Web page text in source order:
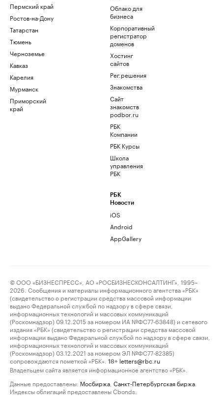
Пермский край
Ростов-на-Дону
Татарстан
Тюмень
Черноземье
Кавказ
Карелия
Мурманск
Приморский
край
Облако для
бизнеса
Корпоративный
регистратор
доменов
Хостинг
сайтов
Рег.решения
Знакомства
Сайт
знакомств
podbor.ru
РБК
Компании
РБК Курсы
Школа
управления
РБК
РБК
Новости
iOS
Android
AppGallery
© ООО «БИЗНЕСПРЕСС», АО «РОСБИЗНЕСКОНСАЛТИНГ», 1995–
2026. Сообщения и материалы информационного агентства «РБК»
(свидетельство о регистрации средства массовой информации
выдано Федеральной службой по надзору в сфере связи,
информационных технологий и массовых коммуникаций
(Роскомнадзор) 09.12.2015 за номером ИА №ФС77-63848) и сетевого
издания «РБК» (свидетельство о регистрации средства массовой
информации выдано Федеральной службой по надзору в сфере связи,
информационных технологий и массовых коммуникаций
(Роскомнадзор) 03.12.2021 за номером ЭЛ №ФС77-82385)
сопровождаются пометкой «РБК».
18+ letters@rbc.ru
Владельцем сайта является информационное агентство «РБК».
Данные предоставлены: Мосбиржа Санкт-Петербургская биржа
Индексы облигаций предоставлены Cbonds.